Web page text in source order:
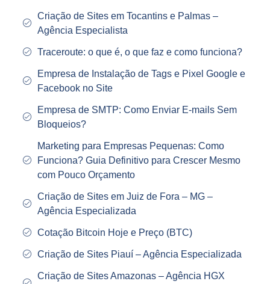
Criação de Sites em Tocantins e Palmas –
Agência Especialista
Traceroute: o que é, o que faz e como funciona?
Empresa de Instalação de Tags e Pixel Google e
Facebook no Site
Empresa de SMTP: Como Enviar E-mails Sem
Bloqueios?
Marketing para Empresas Pequenas: Como
Funciona? Guia Definitivo para Crescer Mesmo
com Pouco Orçamento
Criação de Sites em Juiz de Fora – MG –
Agência Especializada
Cotação Bitcoin Hoje e Preço (BTC)
Criação de Sites Piauí – Agência Especializada
Criação de Sites Amazonas – Agência HGX